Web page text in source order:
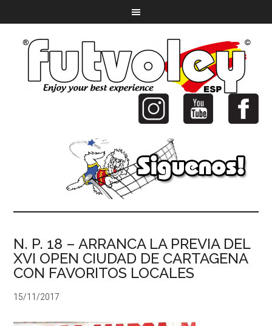
N. P. 18 – ARRANCA LA PREVIA DEL
XVI OPEN CIUDAD DE CARTAGENA
CON FAVORITOS LOCALES
15/11/2017